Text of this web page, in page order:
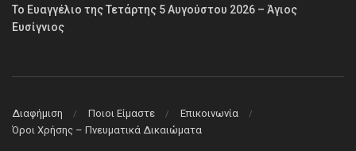
Το Ευαγγέλιο της Τετάρτης 5 Αυγούστου 2026 – Άγιος
Ευσίγνιος
Διαφήμιση Ποιοι Είμαστε
Επικοινωνία
Όροι Χρήσης – Πνευματικά Δικαιώματα